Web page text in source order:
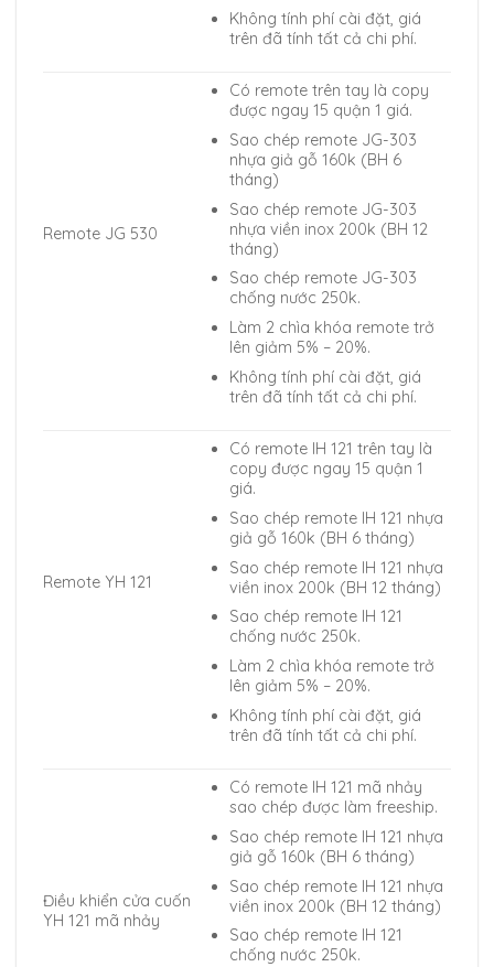
Không tính phí cài đặt, giá
trên đã tính tất cả chi phí.
Remote JG 530
Có remote trên tay là copy
được ngay 15 quận 1 giá.
Sao chép remote JG-303
nhựa giả gỗ 160k (BH 6
tháng)
Sao chép remote JG-303
nhựa viền inox 200k (BH 12
tháng)
Sao chép remote JG-303
chống nước 250k.
Làm 2 chìa khóa remote trở
lên giảm 5% – 20%.
Không tính phí cài đặt, giá
trên đã tính tất cả chi phí.
Remote YH 121
Có remote IH 121 trên tay là
copy được ngay 15 quận 1
giá.
Sao chép remote IH 121 nhựa
giả gỗ 160k (BH 6 tháng)
Sao chép remote IH 121 nhựa
viền inox 200k (BH 12 tháng)
Sao chép remote IH 121
chống nước 250k.
Làm 2 chìa khóa remote trở
lên giảm 5% – 20%.
Không tính phí cài đặt, giá
trên đã tính tất cả chi phí.
Điều khiển cửa cuốn
YH 121 mã nhảy
Có remote IH 121 mã nhảy
sao chép được làm freeship.
Sao chép remote IH 121 nhựa
giả gỗ 160k (BH 6 tháng)
Sao chép remote IH 121 nhựa
viền inox 200k (BH 12 tháng)
Sao chép remote IH 121
chống nước 250k.